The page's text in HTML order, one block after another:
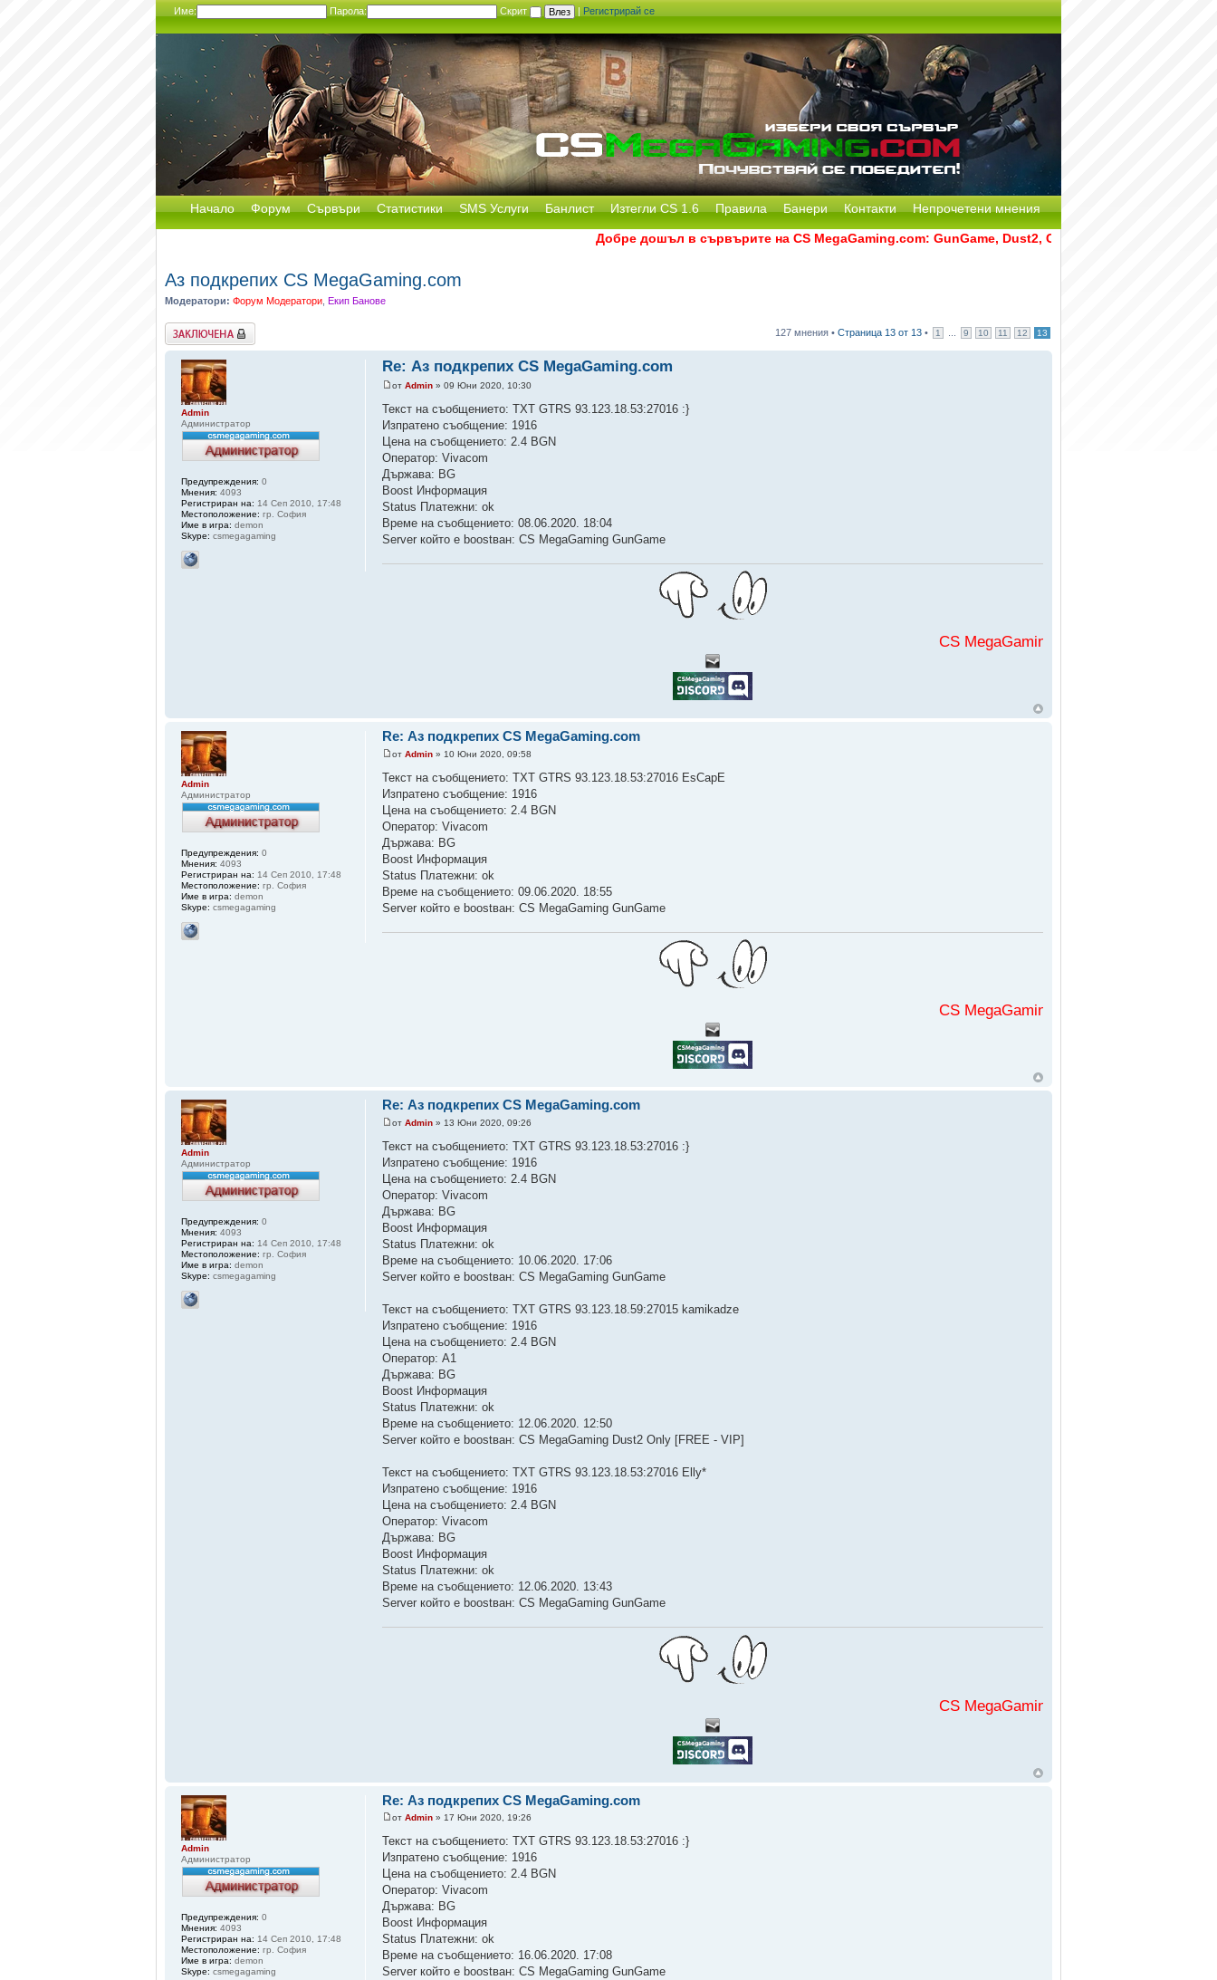
Име: Парола: Скрит | Регистрирай се
Начало Форум Сървъри Статистики SMS Услуги Банлист Изтегли CS 1.6 Правила Банери Контакти Непрочетени мнения
Добре дошъл в сървърите на CS MegaGaming.com: GunGame, Dust2, CS:GO Remake [Multi-Mod] и
Аз подкрепих CS MegaGaming.com
Модератори: Форум Модератори Екип Банове
Заключена 127 мнения • Страница 13 от 13 • 1 9 10 11 12 13
Re: Аз подкрепих CS MegaGaming.com
отAdmin » 09 Юни 2020, 10:30
Текст на съобщението: TXT GTRS 93.123.18.53:27016 :}
Изпратено съобщение: 1916
Цена на съобщението: 2.4 BGN
Оператор: Vivacom
Държава: BG
Boost Информация
Status Платежни: ok
Време на съобщението: 08.06.2020. 18:04
Server който е boostван: CS MegaGaming GunGame
CS MegaGaming във
Admin
Администратор
Предупреждения: 0
Мнения: 4093
Регистриран на: 14 Сеп 2010, 17:48
Местоположение: гр. София
Име в игра: demon
Skype: csmegagaming
Re: Аз подкрепих CS MegaGaming.com
отAdmin » 10 Юни 2020, 09:58
Текст на съобщението: TXT GTRS 93.123.18.53:27016 EsCapE
Изпратено съобщение: 1916
Цена на съобщението: 2.4 BGN
Оператор: Vivacom
Държава: BG
Boost Информация
Status Платежни: ok
Време на съобщението: 09.06.2020. 18:55
Server който е boostван: CS MegaGaming GunGame
CS MegaGaming във
Admin
Администратор
Предупреждения: 0
Мнения: 4093
Регистриран на: 14 Сеп 2010, 17:48
Местоположение: гр. София
Име в игра: demon
Skype: csmegagaming
Re: Аз подкрепих CS MegaGaming.com
отAdmin » 13 Юни 2020, 09:26
Текст на съобщението: TXT GTRS 93.123.18.53:27016 :}
Изпратено съобщение: 1916
Цена на съобщението: 2.4 BGN
Оператор: Vivacom
Държава: BG
Boost Информация
Status Платежни: ok
Време на съобщението: 10.06.2020. 17:06
Server който е boostван: CS MegaGaming GunGame
Текст на съобщението: TXT GTRS 93.123.18.59:27015 kamikadze
Изпратено съобщение: 1916
Цена на съобщението: 2.4 BGN
Оператор: A1
Държава: BG
Boost Информация
Status Платежни: ok
Време на съобщението: 12.06.2020. 12:50
Server който е boostван: CS MegaGaming Dust2 Only [FREE - VIP]
Текст на съобщението: TXT GTRS 93.123.18.53:27016 Elly*
Изпратено съобщение: 1916
Цена на съобщението: 2.4 BGN
Оператор: Vivacom
Държава: BG
Boost Информация
Status Платежни: ok
Време на съобщението: 12.06.2020. 13:43
Server който е boostван: CS MegaGaming GunGame
CS MegaGaming във
Admin
Администратор
Предупреждения: 0
Мнения: 4093
Регистриран на: 14 Сеп 2010, 17:48
Местоположение: гр. София
Име в игра: demon
Skype: csmegagaming
Re: Аз подкрепих CS MegaGaming.com
отAdmin » 17 Юни 2020, 19:26
Текст на съобщението: TXT GTRS 93.123.18.53:27016 :}
Изпратено съобщение: 1916
Цена на съобщението: 2.4 BGN
Оператор: Vivacom
Държава: BG
Boost Информация
Status Платежни: ok
Време на съобщението: 16.06.2020. 17:08
Server който е boostван: CS MegaGaming GunGame
Admin
Администратор
Предупреждения: 0
Мнения: 4093
Регистриран на: 14 Сеп 2010, 17:48
Местоположение: гр. София
Име в игра: demon
Skype: csmegagaming